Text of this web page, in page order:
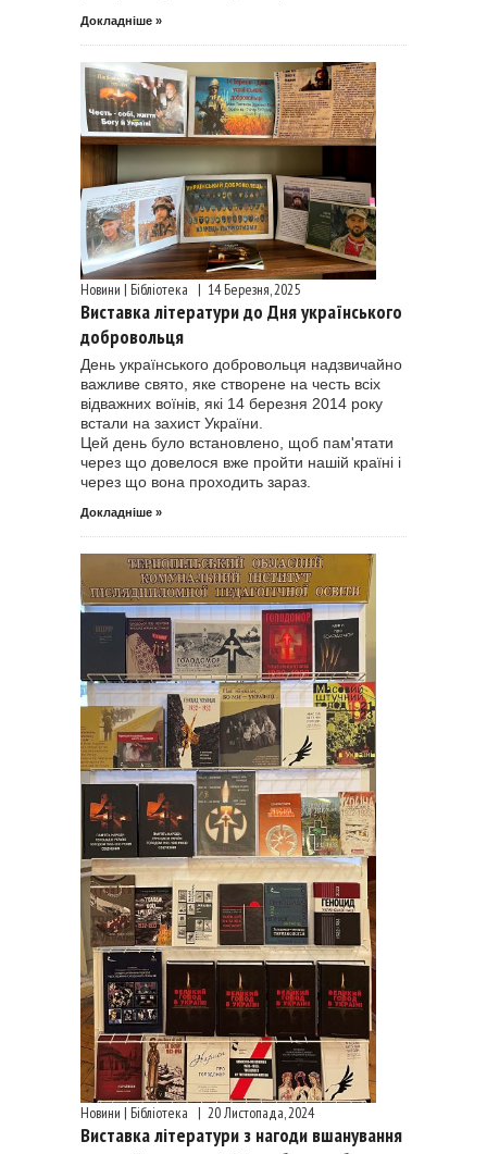
Докладніше »
Новини | Бібліотека | 14 Березня, 2025
Виставка літератури до Дня українського
добровольця
День українського добровольця надзвичайно
важливе свято, яке створене на честь всіх
відважних воїнів, які 14 березня 2014 року
встали на захист України.
Цей день було встановлено, щоб пам'ятати
через що довелося вже пройти нашій країні і
через що вона проходить зараз.
Докладніше »
Новини | Бібліотека | 20 Листопада, 2024
Виставка літератури з нагоди вшанування